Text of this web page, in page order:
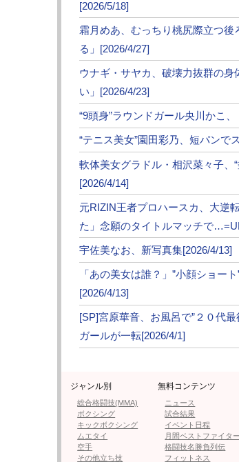
2R、安保は鋭いハイキック、
ない。
3R、安保もスダリオも前に出
ットし、安保がぐらつく場面も
特別に延長Rが設けられ、安保
チが同タイミングでヒット。安
大きなダウンもなく勝敗は判定
判定は5名全員が安保を支持、
リオに勝利した。
安保は勝利マイクで「メイン
ったし、かすっただけで怪我
う。またリングに戻ってきま
次ページは【フォト】安保
※全試合結果はこちら
[2026/5/18]
霜月めあ、むっちり桃尻際立つ
る」[2026/4/27]
ウナギ・サヤカ、破壊力抜群の身
い」[2026/4/23]
“9頭身”ラウンドガール央川かこ
“テニス美女”園田彩乃、短パン
軟体美女グラドル・相沢菜々子、
[2026/4/14]
元RIZIN王者プロハースカ、大逆
た」念願のタイトルマッチで
宇佐美なお、新写真集[2026/4/13]
「あの美女は誰？」”小顔ショー
[2026/4/13]
[SP]宮原華音、お風呂で”２０代
ガールが一転[2026/4/1]
ジャンル別
総合格闘技(MMA)
ボクシング
キックボクシング
ムエタイ
空手
その他立ち技
無料コンテンツ
ニュース
試合結果
イベント日程
月間ベストファイター
格闘技名勝負列伝
フィットネス